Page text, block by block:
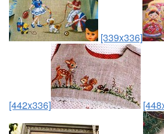
[339x336]
[442x336]